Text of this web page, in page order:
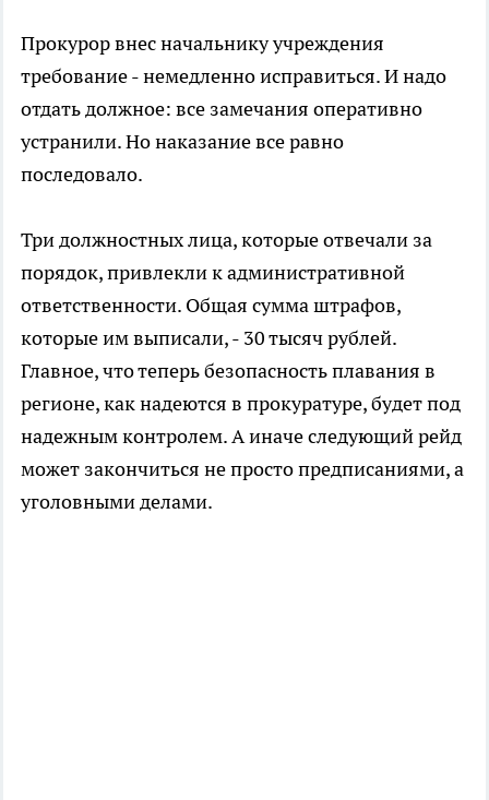
Прокурор внес начальнику учреждения
требование - немедленно исправиться. И надо
отдать должное: все замечания оперативно
устранили. Но наказание все равно
последовало.
Три должностных лица, которые отвечали за
порядок, привлекли к административной
ответственности. Общая сумма штрафов,
которые им выписали, - 30 тысяч рублей.
Главное, что теперь безопасность плавания в
регионе, как надеются в прокуратуре, будет под
надежным контролем. А иначе следующий рейд
может закончиться не просто предписаниями, а
уголовными делами.